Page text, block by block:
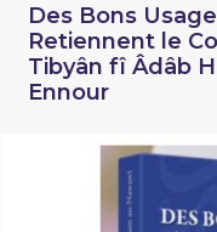
Des Bons
Retiennent le
Tibyân fî Âdâb
Ennour